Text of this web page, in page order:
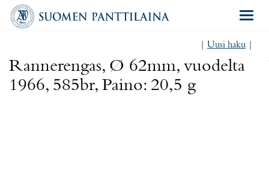
Uusi haku
Rannerengas, Ø 62mm, vuodelta
1966, 585br, Paino: 20,5 g